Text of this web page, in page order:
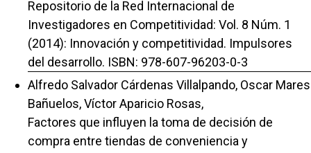
Repositorio de la Red Internacional de
Investigadores en Competitividad: Vol. 8 Núm. 1
(2014): Innovación y competitividad. Impulsores
del desarrollo. ISBN: 978-607-96203-0-3
Alfredo Salvador Cárdenas Villalpando, Oscar Mares
Bañuelos, Víctor Aparicio Rosas,
Factores que influyen la toma de decisión de
compra entre tiendas de conveniencia y